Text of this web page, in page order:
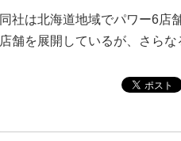
同社は北海道地域でパワー6店
店舗を展開しているが、さら